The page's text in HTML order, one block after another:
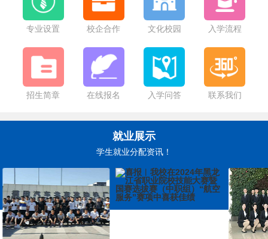
专业设置 校企合作 文化校园 入学流程
招生简章 在线报名 入学问答 联系我们
就业展示
学生就业分配资讯！